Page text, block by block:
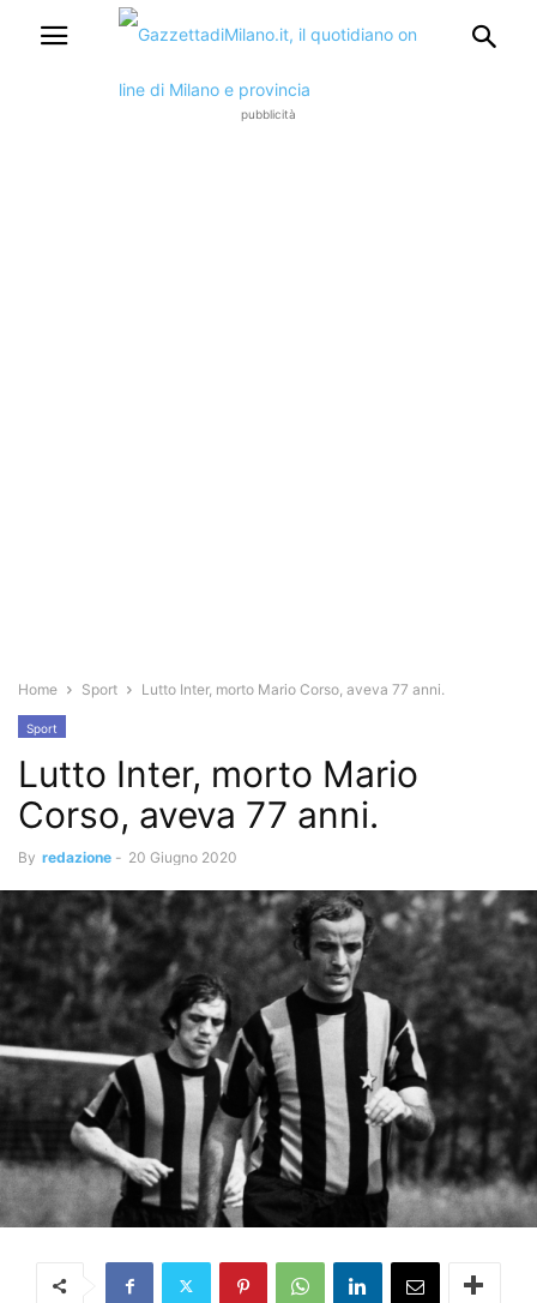
pubblicità
Home Sport Lutto Inter, morto Mario Corso, aveva 77 anni.
Sport
Lutto Inter, morto Mario
Corso, aveva 77 anni.
By redazione - 20 Giugno 2020